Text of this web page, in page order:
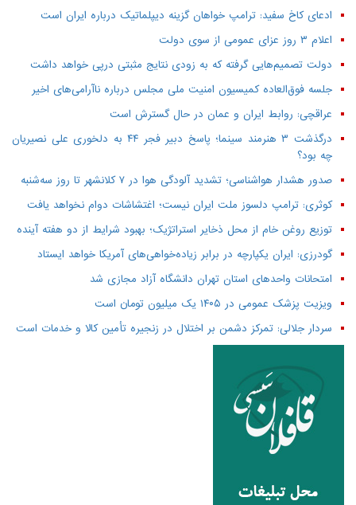
ادعای کاخ سفید: ترامپ خواهان گزینه دیپلماتیک درباره ایران است
اعلام ۳ روز عزای عمومی از سوی دولت
دولت تصمیم‌هایی گرفته که به زودی نتایج مثبتی درپی خواهد داشت
جلسه فوق‌العاده کمیسیون امنیت ملی مجلس درباره ناآرامی‌های اخیر
عراقچی: روابط ایران و عمان در حال گسترش است
درگذشت ۳ هنرمند سینما؛ پاسخ دبیر فجر ۴۴ به دلخوری علی نصیریان
چه بود؟
صدور هشدار هواشناسی؛ تشدید آلودگی هوا در ۷ کلانشهر تا روز سه‌شنبه
کوثری: ترامپ دلسوز ملت ایران نیست؛ اغتشاشات دوام نخواهد یافت
توزیع روغن خام از محل ذخایر استراتژیک؛ بهبود شرایط از دو هفته آینده
گودرزی: ایران یکپارچه در برابر زیاده‌خواهی‌های آمریکا خواهد ایستاد
امتحانات واحدهای استان تهران دانشگاه آزاد مجازی شد
ویزیت پزشک عمومی در ۱۴۰۵ یک میلیون تومان است
سردار جلالی: تمرکز دشمن بر اختلال در زنجیره تأمین کالا و خدمات است